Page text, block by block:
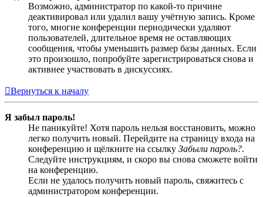
Возможно, администратор по какой-то причине
деактивировал или удалил вашу учётную запись. Кроме
того, многие конференции периодически удаляют
пользователей, длительное время не оставляющих
сообщения, чтобы уменьшить размер базы данных. Если
это произошло, попробуйте зарегистрироваться снова и
активнее участвовать в дискуссиях.
Вернуться к началу
Я забыл пароль!
Не паникуйте! Хотя пароль нельзя восстановить, можно
легко получить новый. Перейдите на страницу входа на
конференцию и щёлкните на ссылку Забыли пароль?.
Следуйте инструкциям, и скоро вы снова сможете войти
на конференцию.
Если не удалось получить новый пароль, свяжитесь с
администратором конференции.